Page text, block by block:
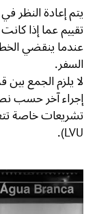
يتم إعادة النظر
تقييم عما إذا
عندما ينقضي
السفر.
لا يلزم الجمع
تشريعات خاصة
LVU).